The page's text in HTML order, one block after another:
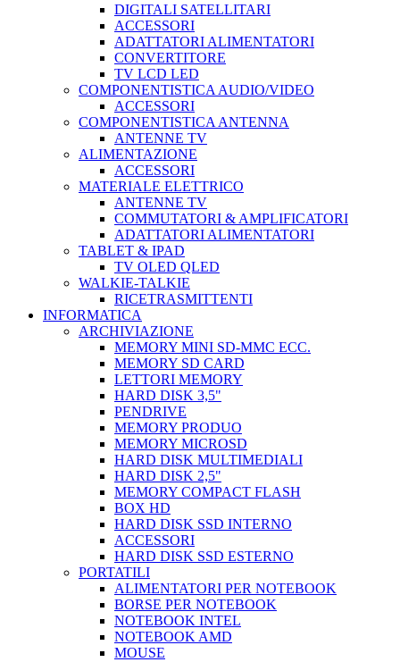
DIGITALI SATELLITARI
ACCESSORI
ADATTATORI ALIMENTATORI
CONVERTITORE
TV LCD LED
COMPONENTISTICA AUDIO/VIDEO
ACCESSORI
COMPONENTISTICA ANTENNA
ANTENNE TV
ALIMENTAZIONE
ACCESSORI
MATERIALE ELETTRICO
ANTENNE TV
COMMUTATORI & AMPLIFICATORI
ADATTATORI ALIMENTATORI
TABLET & IPAD
TV OLED QLED
WALKIE-TALKIE
RICETRASMITTENTI
INFORMATICA
ARCHIVIAZIONE
MEMORY MINI SD-MMC ECC.
MEMORY SD CARD
LETTORI MEMORY
HARD DISK 3,5"
PENDRIVE
MEMORY PRODUO
MEMORY MICROSD
HARD DISK MULTIMEDIALI
HARD DISK 2,5"
MEMORY COMPACT FLASH
BOX HD
HARD DISK SSD INTERNO
ACCESSORI
HARD DISK SSD ESTERNO
PORTATILI
ALIMENTATORI PER NOTEBOOK
BORSE PER NOTEBOOK
NOTEBOOK INTEL
NOTEBOOK AMD
MOUSE